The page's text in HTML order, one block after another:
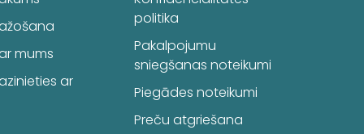
mums
ar
politika
Pakalpojumu
sniegšanas noteikumi
Piegādes noteikumi
Preču atgriešana